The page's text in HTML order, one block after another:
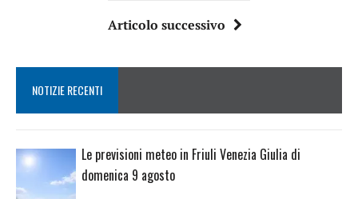
Articolo successivo
NOTIZIE RECENTI
Le previsioni meteo in Friuli Venezia Giulia di
domenica 9 agosto